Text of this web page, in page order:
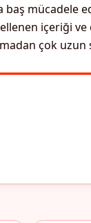
baş mücadele
içeriği
çok